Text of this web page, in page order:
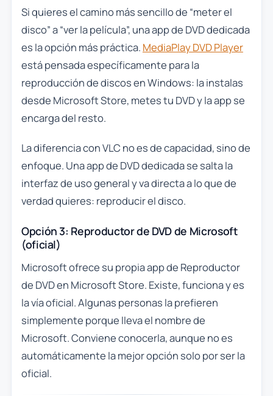
Si quieres el camino más sencillo de “meter el
disco” a “ver la película”, una app de DVD dedicada
es la opción más práctica. MediaPlay DVD Player
está pensada específicamente para la
reproducción de discos en Windows: la instalas
desde Microsoft Store, metes tu DVD y la app se
encarga del resto.
La diferencia con VLC no es de capacidad, sino de
enfoque. Una app de DVD dedicada se salta la
interfaz de uso general y va directa a lo que de
verdad quieres: reproducir el disco.
Opción 3: Reproductor de DVD de Microsoft
(oficial)
Microsoft ofrece su propia app de Reproductor
de DVD en Microsoft Store. Existe, funciona y es
la vía oficial. Algunas personas la prefieren
simplemente porque lleva el nombre de
Microsoft. Conviene conocerla, aunque no es
automáticamente la mejor opción solo por ser la
oficial.